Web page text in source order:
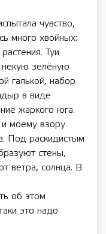
чувство,
много хвойных:
Туи
некую зелёную
галькой, набор
в виде
жаркого юга.
моему взору
Под раскидистым
стены,
ветра, солнца. В
об этом
это надо